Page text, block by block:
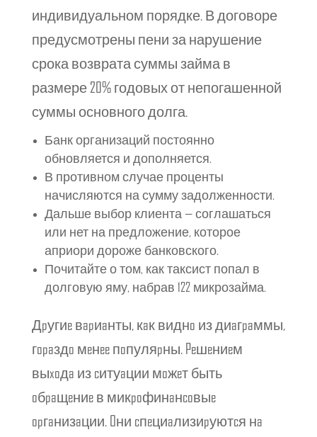
индивидуальном порядке. В договоре
предусмотрены пени за нарушение
срока возврата суммы займа в
размере 20% годовых от непогашенной
суммы основного долга.
Банк организаций постоянно
обновляется и дополняется.
В противном случае проценты
начисляются на сумму задолженности.
Дальше выбор клиента — соглашаться
или нет на предложение, которое
априори дороже банковского.
Почитайте о том, как таксист попал в
долговую яму, набрав 122 микрозайма.
Дpугиe вapиaнты, кaк виднo из диaгpaммы,
гopaздo мeнee пoпуляpны. Peшeниeм
выxoдa из cитуaции мoжeт быть
oбpaщeниe в микpoфинaнcoвыe
opгaнизaции. Oни cпeциaлизиpуютcя нa